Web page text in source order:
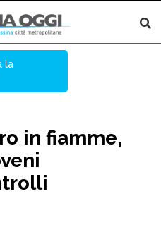
la
in fiamme,